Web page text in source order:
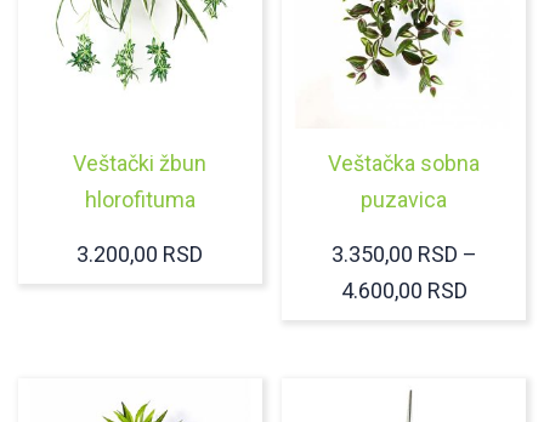
Veštački žbun
hlorofituma
3.200,00 RSD
Veštačka sobna
puzavica
3.350,00 RSD –
4.600,00 RSD